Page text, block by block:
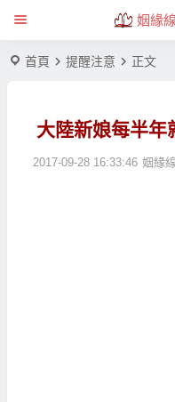
姻緣
首頁 提醒注意 正文
大陸新娘每半年
2017-09-28 16:33:46 姻緣線